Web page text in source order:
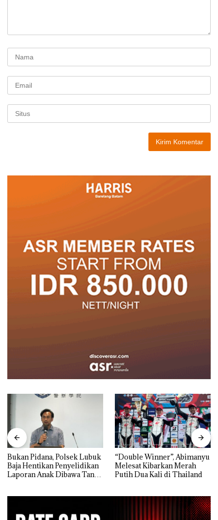
Bukan Pidana, Polsek Lubuk
Baja Hentikan Penyelidikan
Laporan Anak Dibawa Tanpa
“Double Winner”, Abimanyu
Melesat Kibarkan Merah
Putih Dua Kali di Thailand